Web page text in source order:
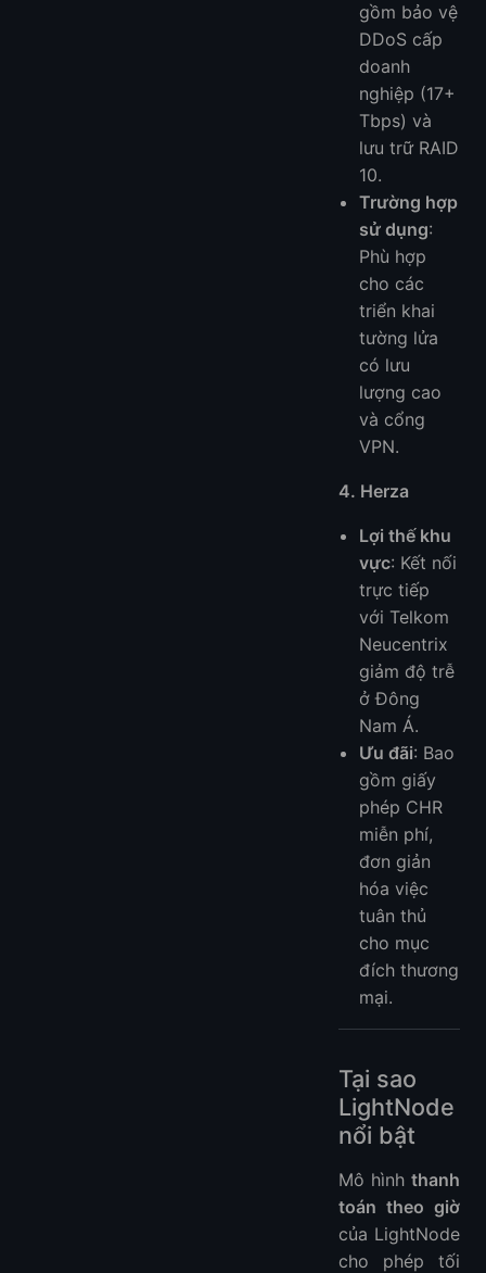
gồm bảo vệ
DDoS cấp
doanh
nghiệp (17+
Tbps) và
lưu trữ RAID
10.
Trường hợp
sử dụng:
Phù hợp
cho các
triển khai
tường lửa
có lưu
lượng cao
và cổng
VPN.
4. Herza
Lợi thế khu
vực: Kết nối
trực tiếp
với Telkom
Neucentrix
giảm độ trễ
ở Đông
Nam Á.
Ưu đãi: Bao
gồm giấy
phép CHR
miễn phí,
đơn giản
hóa việc
tuân thủ
cho mục
đích thương
mại.
Tại sao
LightNode
nổi bật
Mô hình thanh
toán theo giờ
của LightNode
cho phép tối